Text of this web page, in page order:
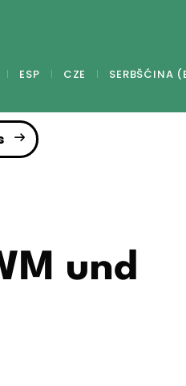
ESP CZE SERBŠĆINA
und